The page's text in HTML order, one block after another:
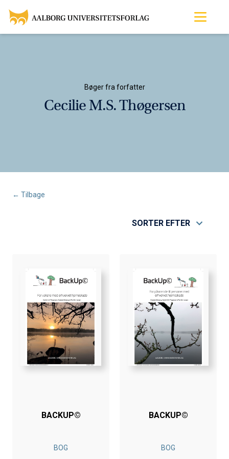
Bøger fra forfatter
Cecilie M.s. Thøgersen
← Tilbage
SORTER EFTER
BACKUP©
BOG
BACKUP©
BOG